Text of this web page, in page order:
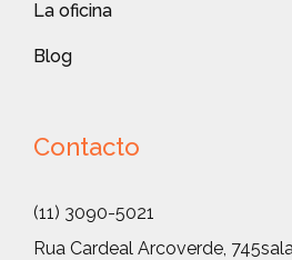
La oficina
Blog
Contacto
(11) 3090-5021
Rua Cardeal Arcoverde, 745